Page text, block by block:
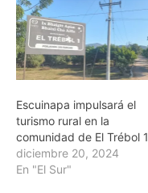
Escuinapa impulsará el
turismo rural en la
comunidad de El Trébol 1
diciembre 20, 2024
En "El Sur"